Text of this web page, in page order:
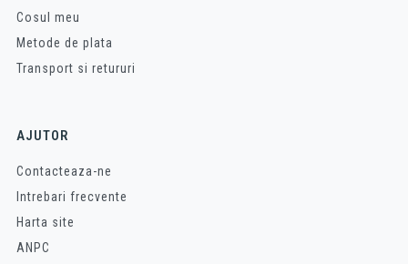
Cosul meu
Metode de plata
Transport si retururi
AJUTOR
Contacteaza-ne
Intrebari frecvente
Harta site
ANPC